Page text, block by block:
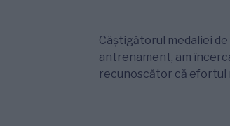
Câștigătorul medaliei
antrenament, am
recunoscător că efortul